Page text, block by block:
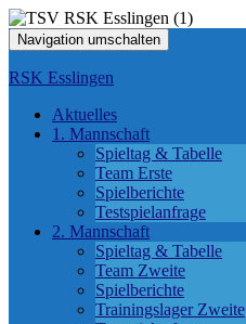
Navigation umschalten
RSK Esslingen
Aktuelles
1. Mannschaft
Spieltag & Tabelle
Team Erste
Spielberichte
Testspielanfrage
2. Mannschaft
Spieltag & Tabelle
Team Zweite
Spielberichte
Trainingslager Zweite